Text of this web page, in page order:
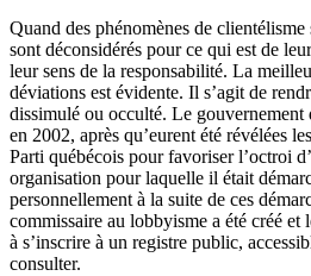
Quand des phénomènes de
sont déconsidérés pour ce qui est de
leur sens de la responsabilité. La
déviations est évidente. Il s’agit de
dissimulé ou occulté. Le gouvernement
en 2002, après qu’eurent été révélées
Parti québécois pour favoriser l’octroi
organisation pour laquelle il était
personnellement à la suite de ces
commissaire au lobbyisme a été créé et
à s’inscrire à un registre public,
consulter.